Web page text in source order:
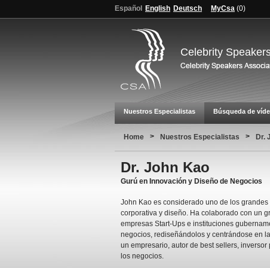
Español English Deutsch MyCsa (0)
Celebrity
Nuestros Especialistas Búsqueda de
Home > Nuestros Especialistas > Dr.
Dr. John Kao
Gurú en Innovación y Diseño de Negocios
John Kao es considerado uno de los
corporativa y diseño. Ha colaborado con un
empresas Start-Ups e instituciones
negocios, rediseñándolos y centrándose en
un empresario, autor de best sellers,
los negocios.